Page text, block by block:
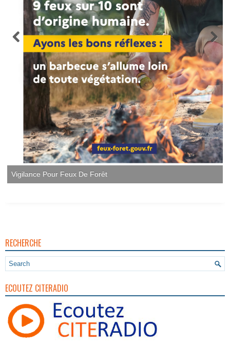
RECHERCHE
ECOUTEZ CITERADIO